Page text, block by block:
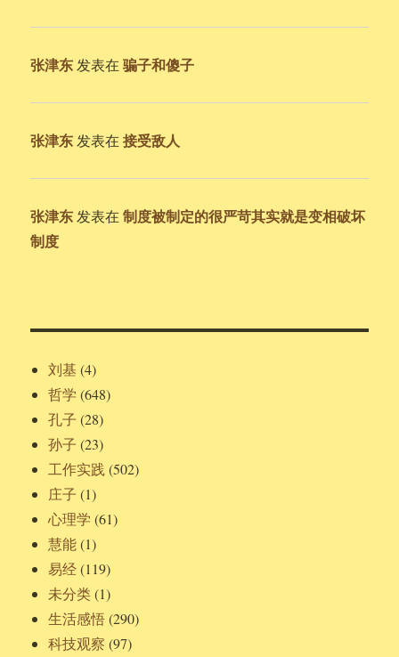
张津东 发表在骗子和傻子
张津东 发表在接受敌人
张津东 发表在制度被制定的很严苛其实就是变相破坏
制度
刘基 (4)
哲学 (648)
孔子 (28)
孙子 (23)
工作实践 (502)
庄子 (1)
心理学 (61)
慧能(1)
易经(119)
未分类(1)
生活感悟(290)
科技观察 (97)